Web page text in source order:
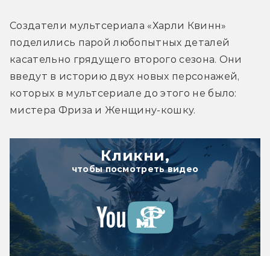
Создатели мультсериала «Харли Квинн»
поделились парой любопытных деталей
касательно грядущего второго сезона. Они
введут в историю двух новых персонажей,
которых в мультсериале до этого не было:
мистера Фриза и Женщину-кошку.
Кликни,
чтобы посмотреть видео